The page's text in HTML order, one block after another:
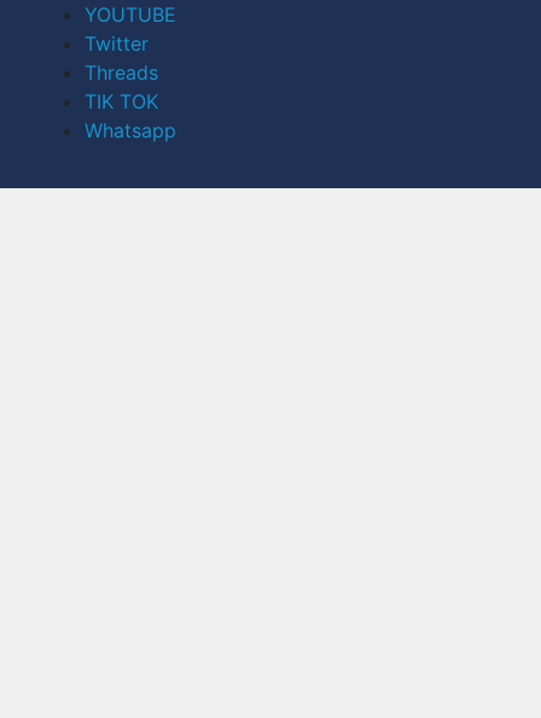
YOUTUBE
Twitter
Threads
TIK TOK
Whatsapp